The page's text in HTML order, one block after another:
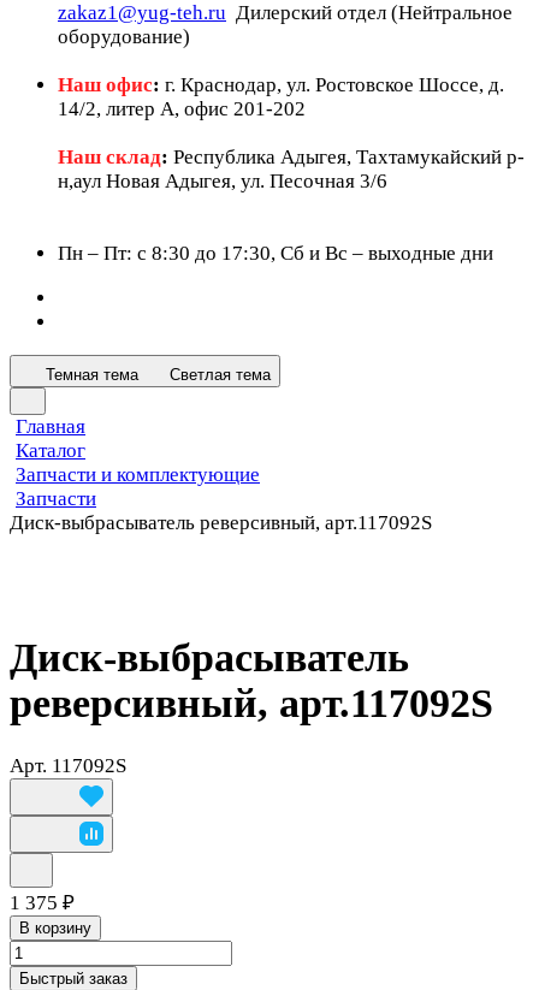
zakaz1@yug-teh.ru Дилерский отдел (Нейтральное
оборудование)
Наш офис: г. Краснодар, ул. Ростовское Шоссе, д.
14/2, литер А, офис 201-202
Наш склад: Республика Адыгея, Тахтамукайский р-
н,аул Новая Адыгея, ул. Песочная 3/6
Пн – Пт: c 8:30 до 17:30, Сб и Вс – выходные дни
Темная тема Светлая тема
Главная
Каталог
Запчасти и комплектующие
Запчасти
Диск-выбрасыватель реверсивный, арт.117092S
Диск-выбрасыватель
реверсивный, арт.117092S
Арт. 117092S
1 375 ₽
В корзину
Быстрый заказ